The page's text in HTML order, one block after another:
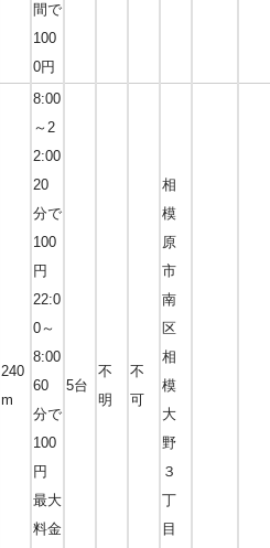
間で
100
0円
240
m
8:00
～2
2:00
20
分で
100
円
22:0
0～
8:00
60
分で
100
円
最大
料金
5台
不
明
不
可
相
模
原
市
南
区
相
模
大
野
３
丁
目